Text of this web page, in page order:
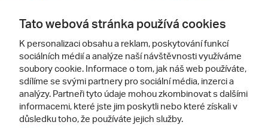
Zájazdy.sk
Verze webu pro PC
Sledujte nás
Tato webová stránka používá cookies
K personalizaci obsahu a reklam, poskytování funkcí
sociálních médií a analýze naší návštěvnosti využíváme
soubory cookie. Informace o tom, jak náš web používáte,
sdílíme se svými partnery pro sociální média, inzerci a
analýzy. Partneři tyto údaje mohou zkombinovat s dalšími
informacemi, které jste jim poskytli nebo které získali v
důsledku toho, že používáte jejich služby.